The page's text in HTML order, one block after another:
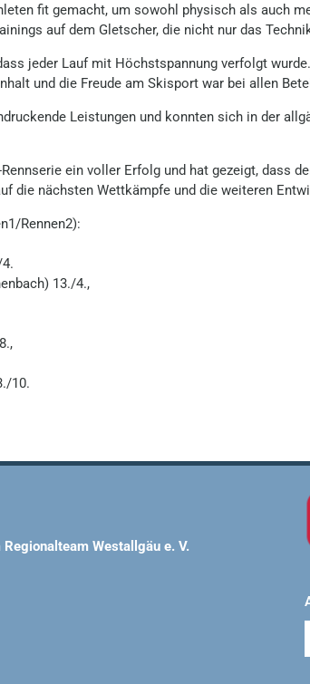
fit gemacht, um sowohl physisch als auch
auf dem Gletscher, die nicht nur das
jeder Lauf mit Höchstspannung verfolgt
und die Freude am Skisport war bei allen
Leistungen und konnten sich in der
ein voller Erfolg und hat gezeigt, dass
die nächsten Wettkämpfe und die weiteren
Rennen2):
13./4.,
10.
Westallgäu e. V.